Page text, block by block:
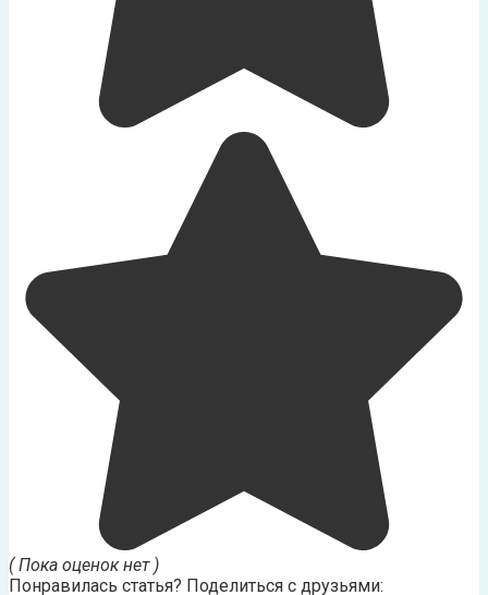
( Пока оценок нет )
Понравилась статья? Поделиться с друзьями: